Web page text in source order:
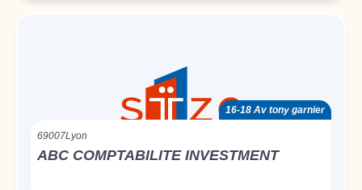
16-18 Av tony garnier
69007Lyon
ABC COMPTABILITE INVESTMENT